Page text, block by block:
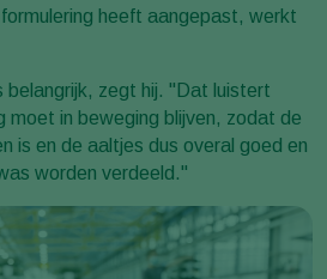
heeft aangepast, werkt
belangrijk, zegt hij. "Dat luistert
moet in beweging blijven, zodat de
is en de aaltjes dus overal goed en
worden verdeeld."